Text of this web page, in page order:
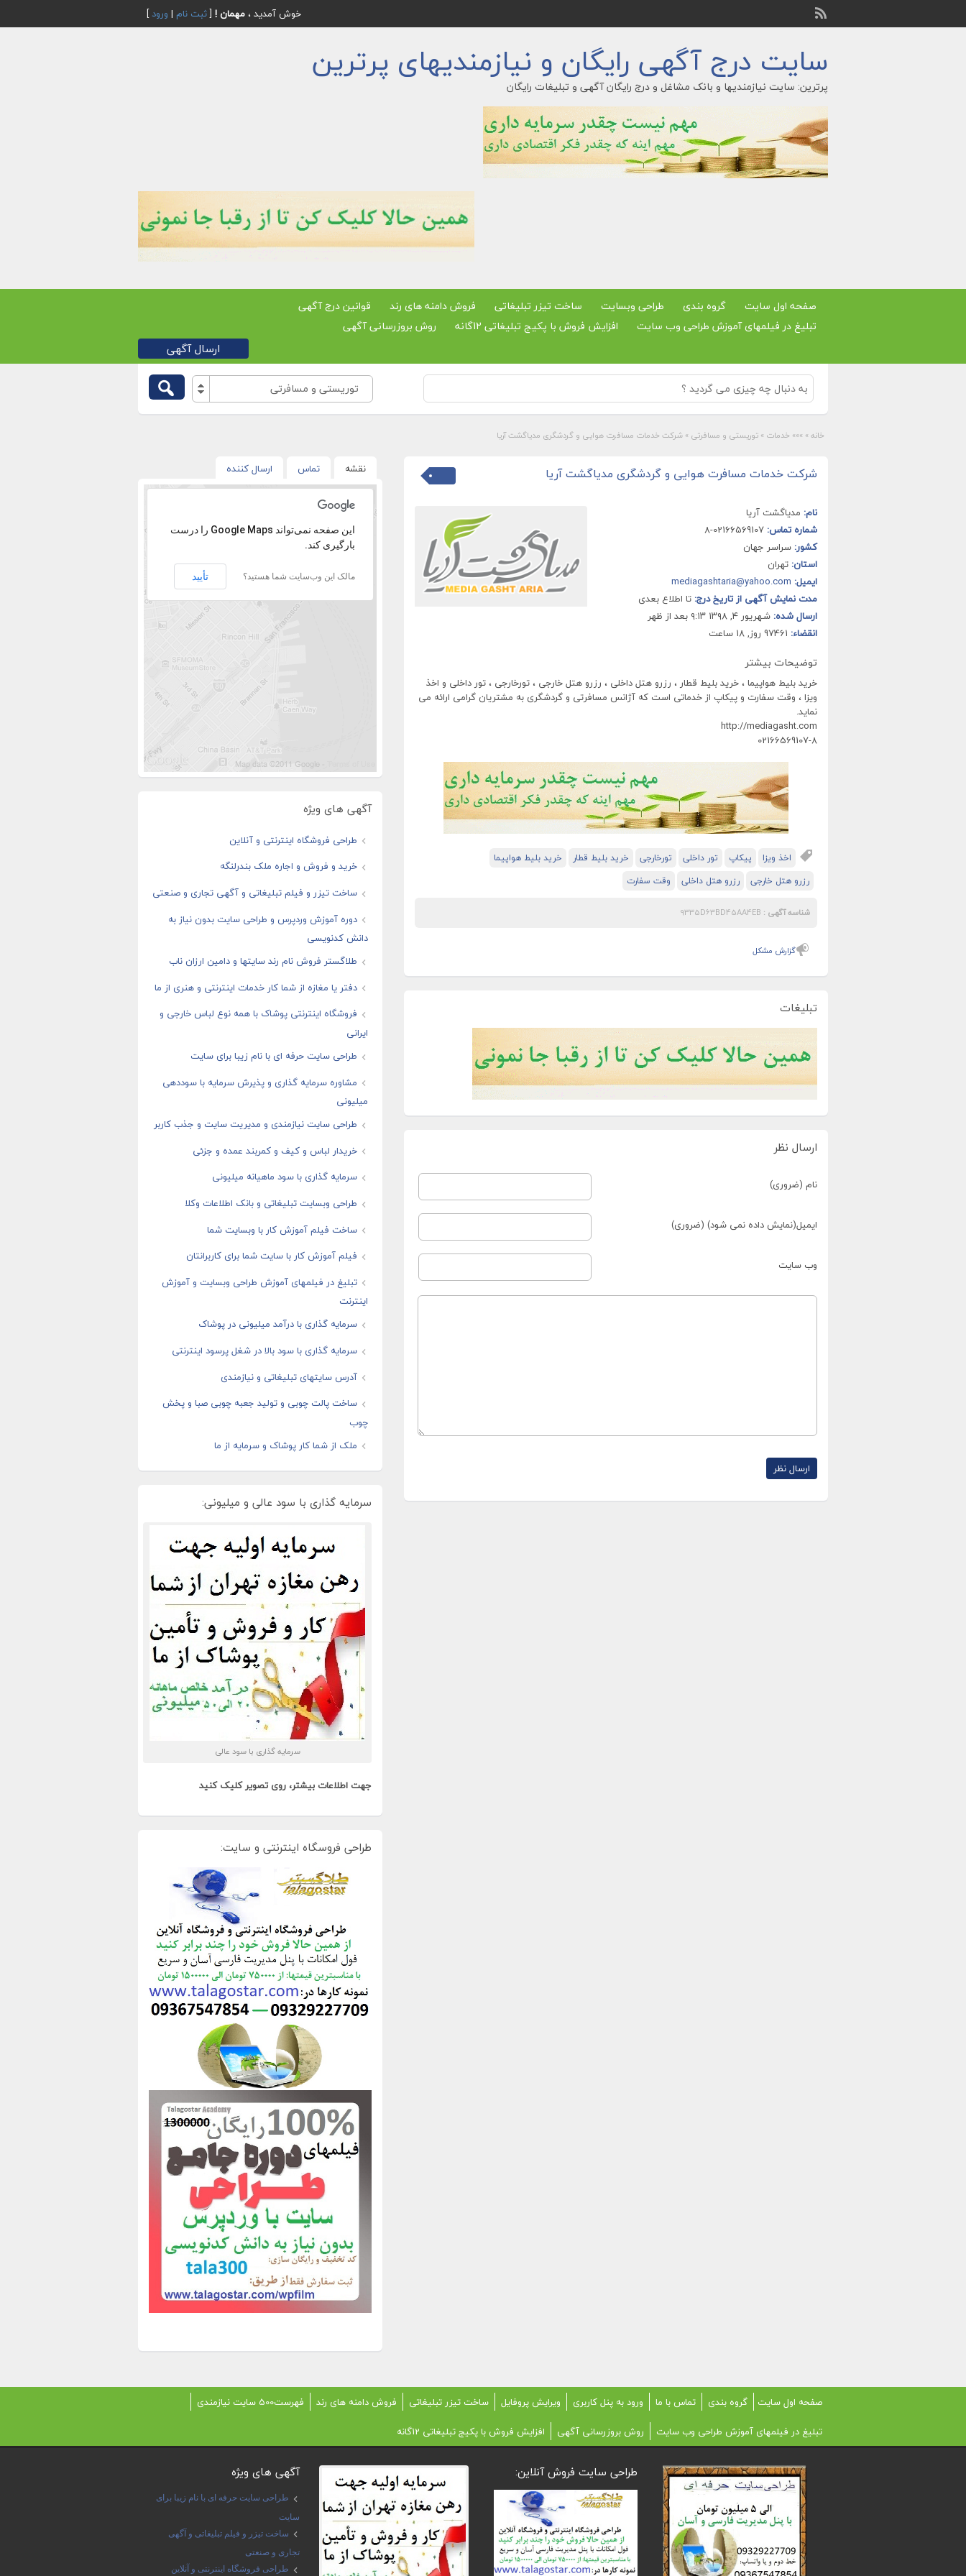
خوش آمدید ، مهمان ! [ثبت نام | ورود]
سایت درج آگهی رایگان و نیازمندیهای پرترین
پرترین: سایت نیازمندیها و بانک مشاغل و درج رایگان آگهی و تبلیغات رایگان
صفحه اول سایت گروه بندی طراحی وبسایت ساخت تیزر تبلیغاتی فروش دامنه های رند
قوانین درج آگهی
تبلیغ در فیلمهای آموزش طراحی وب سایت
افزایش فروش با پکیج تبلیغاتی 12گانه روش بروزرسانی آگهی
ارسال آگهی
توریستی و مسافرتی
خانه » »»» خدمات » توریستی و مسافرتی » شرکت خدمات مسافرت هوایی و گردشگری مدیاگشت آریا
شرکت خدمات مسافرت هوایی و گردشگری مدیاگشت آریا
نام: مدیاگشت آریا
شماره تماس:
کشور: سراسر جهان
استان: تهران
ایمیل: mediagashtaria@yahoo.com
مدت نمایش آگهی از تاریخ درج: تا اطلاع بعدی
ارسال شده: شهریور ۴, ۱۳۹۸ ۹:۱۳ بعد از ظهر
انقضاء:
توضیحات بیشتر
خرید بلیط هواپیما ، خرید بلیط قطار ، رزرو هتل داخلی ، رزرو هتل خارجی ، تورخارجی ، تور داخلی و اخذ
ویزا ، وقت سفارت و پیکاپ از خدماتی است که آژانس مسافرتی و گردشگری به مشتریان گرامی ارائه می
نماید.
http://mediagasht.com
02166569107-8
اخذ ویزا پیکاپ تور داخلی تورخارجی خرید بلیط قطار
خرید بلیط هواپیما
رزرو هتل خارجی
رزرو هتل داخلی وقت سفارت
شناسه آگهی :
گزارش مشکل
تبلیغات
ارسال نظر
نام (ضروری)
ایمیل(نمایش داده نمی شود) (ضروری)
وب سایت
نقشه تماس ارسال کننده
با عرض پوزش آدرس پیدا نشد.‏‫این صفحه نمی‌تواند Google Maps را درست
بارگیری کند.
مالک این وب‌سایت شما هستید؟ تأیید
آگهی های ویژه
طراحی فروشگاه اینترنتی و آنلاین
خرید و فروش و اجاره ملک بندرلنگه
ساخت تیزر و فیلم تبلیغاتی و آگهی تجاری و صنعتی
دوره آموزش وردپرس و طراحی سایت بدون نیاز به
دانش کدنویسی
طلاگستر فروش نام رند سایتها و دامین ارزان ناب
دفتر یا مغازه از شما کار خدمات اینترنتی و هنری از ما
فروشگاه اینترنتی پوشاک با همه نوع لباس خارجی و
ایرانی
طراحی سایت حرفه ای با نام زیبا برای سایت
مشاوره سرمایه گذاری و پذیرش سرمایه با سوددهی
میلیونی
طراحی سایت نیازمندی و مدیریت سایت و جذب کاربر
خریدار لباس و کیف و کمربند عمده و جزئی
سرمایه گذاری با سود ماهیانه میلیونی
طراحی وبسایت تبلیغاتی و بانک اطلاعات وکلا
ساخت فیلم آموزش کار با وبسایت شما
فیلم آموزش کار با سایت شما برای کاربرانتان
تبلیغ در فیلمهای آموزش طراحی وبسایت و آموزش
اینترنت
سرمایه گذاری با درآمد میلیونی در پوشاک
سرمایه گذاری با سود بالا در شغل پرسود اینترنتی
آدرس سایتهای تبلیغاتی و نیازمندی
ساخت پالت چوبی و تولید جعبه چوبی صبا و پخش
چوب
ملک از شما کار پوشاک و سرمایه از ما
سرمایه گذاری با سود عالی و میلیونی:
سرمایه گذاری با سود عالی
جهت اطلاعات بیشتر، روی تصویر کلیک کنید
طراحی فروسگاه اینترنتی و سایت:
صفحه اول سایت گروه بندی تماس با ما ورود به پنل کاربری ویرایش پروفایل ساخت تیزر تبلیغاتی فروش دامنه های رند
فهرست500 سایت نیازمندی
تبلیغ در فیلمهای آموزش طراحی وب سایت
روش بروزرسانی آگهی افزایش فروش با پکیج تبلیغاتی 12گانه
آگهی های ویژه
طراحی سایت حرفه ای با نام زیبا برای
سایت
ساخت تیزر و فیلم تبلیغاتی و آگهی
تجاری و صنعتی
طراحی فروشگاه اینترنتی و آنلاین
طراحی سایت فروش آنلاین: